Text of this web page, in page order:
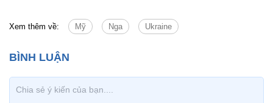
Xem thêm về: Mỹ Nga Ukraine